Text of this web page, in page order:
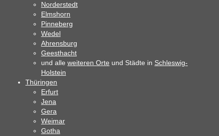
Norderstedt
Elmshorn
Pinneberg
Wedel
Ahrensburg
Geesthacht
und alle weiteren Orte und Städte in Schleswig-
Holstein
Thüringen
Erfurt
Jena
Gera
Weimar
Gotha